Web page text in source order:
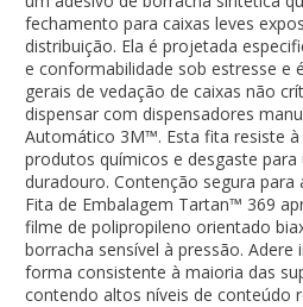
fechamento para caixas leves
distribuição. Ela é projetada
e conformabilidade sob estresse e
gerais de vedação de caixas não
dispensar com dispensadores
Automático 3M™. Esta fita resiste
produtos químicos e desgaste
duradouro. Contenção segura para
Fita de Embalagem Tartan™ 369
filme de polipropileno orientado
borracha sensível à pressão.
forma consistente à maioria das
contendo altos níveis de conteúdo